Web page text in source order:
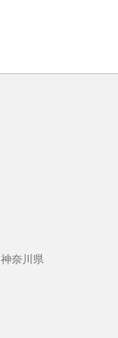
神奈川県